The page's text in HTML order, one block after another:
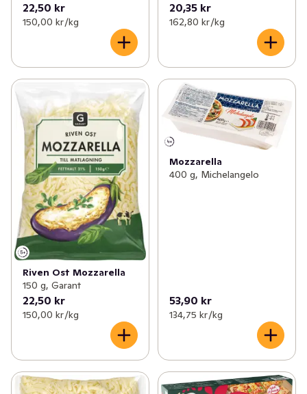
22,50 kr
150,00 kr /kg
20,35 kr
162,80 kr /kg
Riven Ost Mozzarella
150 g, Garant
22,50 kr
150,00 kr /kg
Mozzarella
400 g, Michelangelo
53,90 kr
134,75 kr /kg